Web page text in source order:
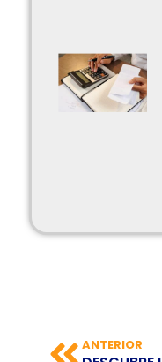
ANTERIOR